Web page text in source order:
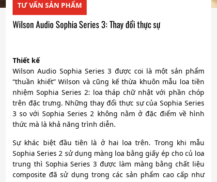
TƯ VẤN SẢN PHẨM
Wilson Audio Sophia Series 3: Thay đổi thực sự
Thiết kế
Wilson Audio Sophia Series 3 được coi là một sản phẩm
“thuần khiết” Wilson và cũng kế thừa khuôn mẫu loa tiền
nhiệm Sophia Series 2: loa tháp chữ nhật với phần chóp
trên đặc trưng. Những thay đổi thực sự của Sophia Series
3 so với Sophia Series 2 không nằm ở đặc điểm về hình
thức mà là khả năng trình diễn.
Sự khác biệt đầu tiên là ở hai loa trên. Trong khi mẫu
Sophia Series 2 sử dụng màng loa bằng giấy ép cho củ loa
trung thì Sophia Series 3 được làm màng bằng chất liệu
composite đã sử dụng trong các sản phẩm cao cấp như